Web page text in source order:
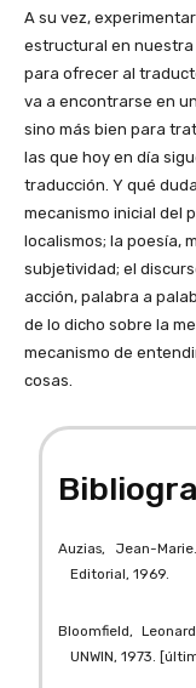
A su vez,
estructural en
para ofrecer al
va a encontrarse en
sino más bien para
las que hoy en día
traducción. Y qué
mecanismo inicial del
localismos; la poesía,
subjetividad; el
acción, palabra a
de lo dicho sobre la
mecanismo de
cosas.
Auzias, Jean-
Editorial, 1969.
Bloomfield,
UNWIN, 1973.